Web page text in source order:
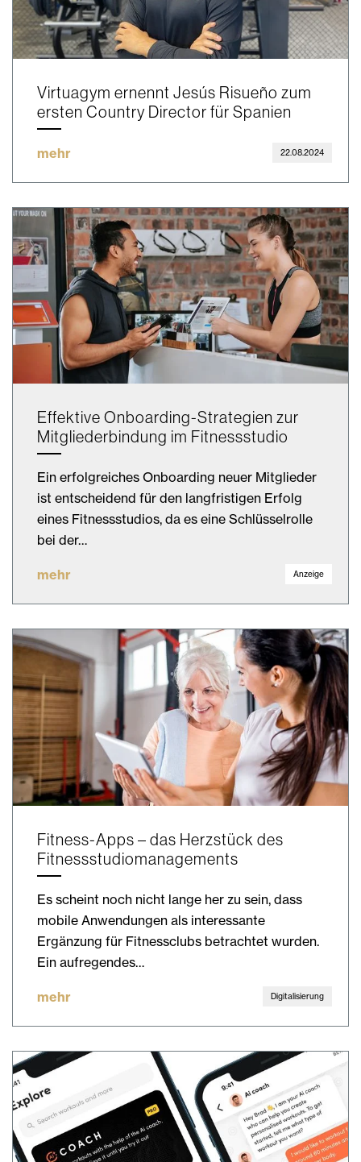
Virtuagym ernennt Jesús Risueño zum
ersten Country Director für Spanien
mehr 22.08.2024
Effektive Onboarding-Strategien zur
Mitgliederbindung im Fitnessstudio
Ein erfolgreiches Onboarding neuer Mitglieder
ist entscheidend für den langfristigen Erfolg
eines Fitnessstudios, da es eine Schlüsselrolle
bei der…
mehr Anzeige
Fitness-Apps – das Herzstück des
Fitnessstudiomanagements
Es scheint noch nicht lange her zu sein, dass
mobile Anwendungen als interessante
Ergänzung für Fitnessclubs betrachtet wurden.
Ein aufregendes…
mehr Digitalisierung